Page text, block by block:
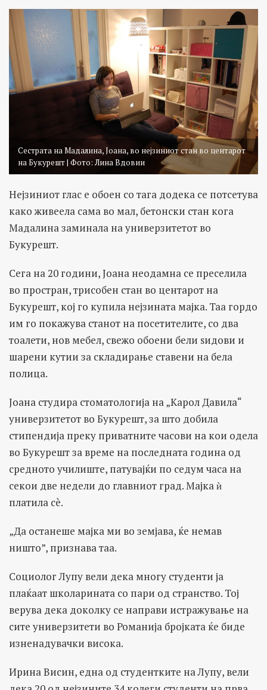
Сестрата на Мадалина, Јоана, во нејзиниот стан во центарот
на Букурешт | Фото: Лина Вдовии
Нејзиниот глас е обоен со тага додека се потсетува
како живеела сама во мал, бетонски стан кога
Мадалина заминала на универзитетот во
Букурешт.
Сега на 20 години, Јоана неодамна се преселила
во простран, трисобен стан во центарот на
Букурешт, кој го купила нејзината мајка. Таа гордо
им го покажува станот на посетителите, со два
тоалети, нов мебел, свежо обоени бели ѕидови и
шарени кутии за складирање ставени на бела
полица.
Јоана студира стоматологија на „Карол Давила“
универзитетот во Букурешт, за што добила
стипендија преку приватните часови на кои одела
во Букурешт за време на последната година од
средното училиште, патувајќи по седум часа на
секои две недели до главниот град. Мајка ѝ
платила сè.
„Да останеше мајка ми во земјава, ќе немав
ништо”, признава таа.
Социолог Лупу вели дека многу студенти ја
плаќаат школарината со пари од странство. Тој
верува дека доколку се направи истражување на
сите универзитети во Романија бројката ќе биде
изненадувачки висока.
Ирина Висин, една од студентките на Лупу, вели